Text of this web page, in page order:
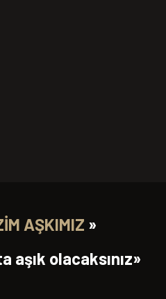
AŞKIMIZ »
aşık olacaksınız»